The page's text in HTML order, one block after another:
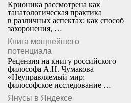
Крионика рассмотрена как
танатологическая практика
в различных аспектах: как способ
захоронения, …
Книга мощнейшего
потенциала
Рецензия на книгу российского
философа А.Н. Чумакова
«Неуправляемый мир:
философское исследование …
Янусы в Яндексе